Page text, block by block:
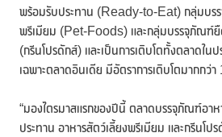
พร้อมรับประทาน (Ready-to-Eat) กลุ่มบรร
พรีเมียม (Pet-Foods) และกลุ่มบรรจุภัณฑ์ยื
(กรีนโปรดักส์) และเป็นการเติบโตทั้งตลาดในป
เฉพาะตลาดอินเดีย มีอัตราการเติบโตมากกว่
“มองไตรมาสแรกของปีนี้ ตลาดบรรจุภัณฑ์อาห
ประทาน อาหารสัตว์เลี้ยงพรีเมียม และกรีนโป